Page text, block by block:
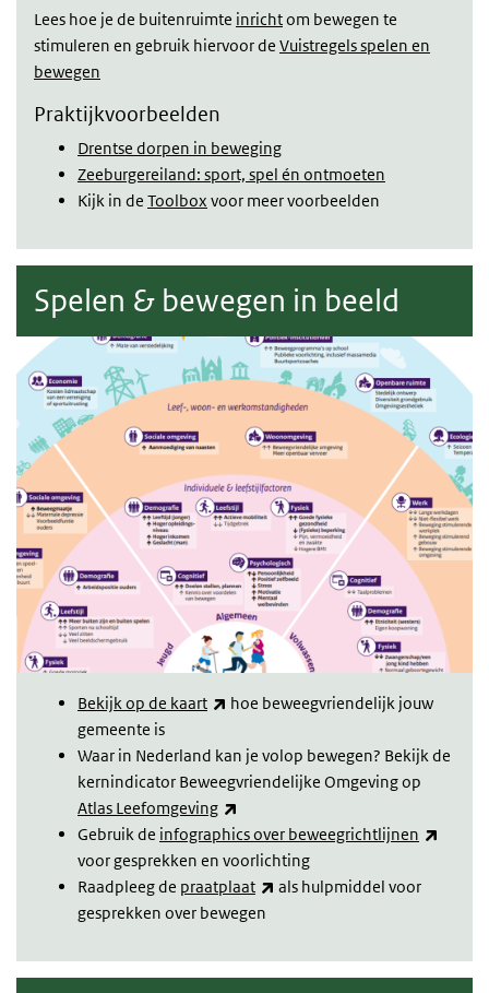
Lees hoe je de buitenruimte inrichtom bewegen te
stimuleren en gebruik hiervoor de Vuistregels spelen en
bewegen
Praktijkvoorbeelden
Drentse dorpen in beweging
Zeeburgereiland: sport, spel én ontmoeten
Kijk in de Toolbox voor meer voorbeelden
Spelen & bewegen in beeld
Bekijk op de kaart (externe link)
hoe beweegvriendelijk jouw
gemeente is
Waar in Nederland kan je volop bewegen? Bekijk de
kernindicator Beweegvriendelijke Omgeving op
Atlas Leefomgeving
Gebruik de infographics over beweegrichtlijnen
voor gesprekken en voorlichting
Raadpleeg de praatplaat (externe link)
als hulpmiddel voor
gesprekken over bewegen